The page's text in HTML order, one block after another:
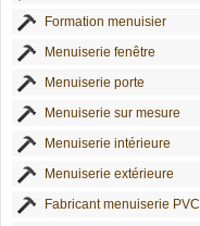
Formation menuisier
Menuiserie fenêtre
Menuiserie porte
Menuiserie sur mesure
Menuiserie intérieure
Menuiserie extérieure
Fabricant menuiserie PVC